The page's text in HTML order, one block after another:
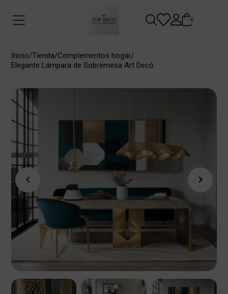
0
Inicio/Tienda/Complementos hogar/
Elegante Lámpara de Sobremesa Art Decó